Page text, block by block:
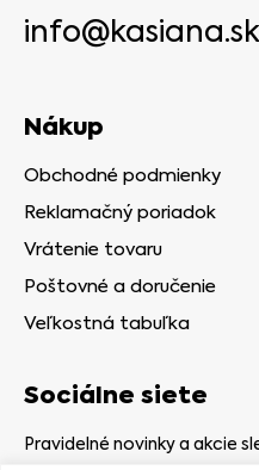
info@kasiana.sk
Nákup
Obchodné podmienky
Reklamačný poriadok
Vrátenie tovaru
Poštovné a doručenie
Veľkostná tabuľka
Sociálne siete
Pravidelné novinky a akcie